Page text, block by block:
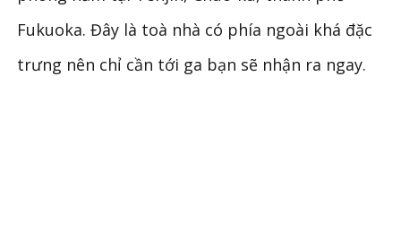
Fukuoka. Đây là toà nhà có phía ngoài khá đặc
trưng nên chỉ cần tới ga bạn sẽ nhận ra ngay.